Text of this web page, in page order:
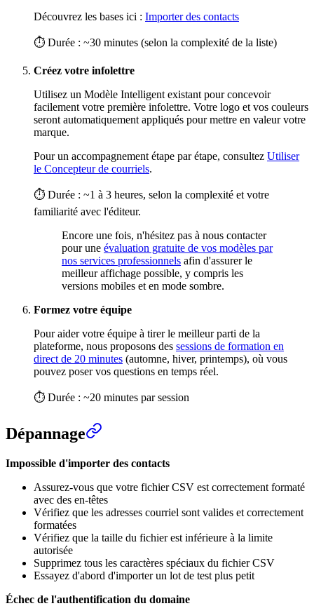
Découvrez les bases ici : Importer des contacts
⏱ Durée : ~30 minutes (selon la complexité de la liste)
Créez votre infolettre
Utilisez un Modèle Intelligent existant pour concevoir
facilement votre première infolettre. Votre logo et vos couleurs
seront automatiquement appliqués pour mettre en valeur votre
marque.
Pour un accompagnement étape par étape, consultez Utiliser
le Concepteur de courriels.
⏱ Durée : ~1 à 3 heures, selon la complexité et votre
familiarité avec l'éditeur.
Encore une fois, n'hésitez pas à nous contacter
pour une évaluation gratuite de vos modèles par
nos services professionnels afin d'assurer le
meilleur affichage possible, y compris les
versions mobiles et en mode sombre.
Formez votre équipe
Pour aider votre équipe à tirer le meilleur parti de la
plateforme, nous proposons des sessions de formation en
direct de 20 minutes (automne, hiver, printemps), où vous
pouvez poser vos questions en temps réel.
⏱ Durée : ~20 minutes par session
Dépannage
Impossible d'importer des contacts
Assurez-vous que votre fichier CSV est correctement formaté
avec des en-têtes
Vérifiez que les adresses courriel sont valides et correctement
formatées
Vérifiez que la taille du fichier est inférieure à la limite
autorisée
Supprimez tous les caractères spéciaux du fichier CSV
Essayez d'abord d'importer un lot de test plus petit
Échec de l'authentification du domaine